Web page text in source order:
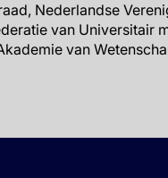
Nederlandse
van Universitair
van